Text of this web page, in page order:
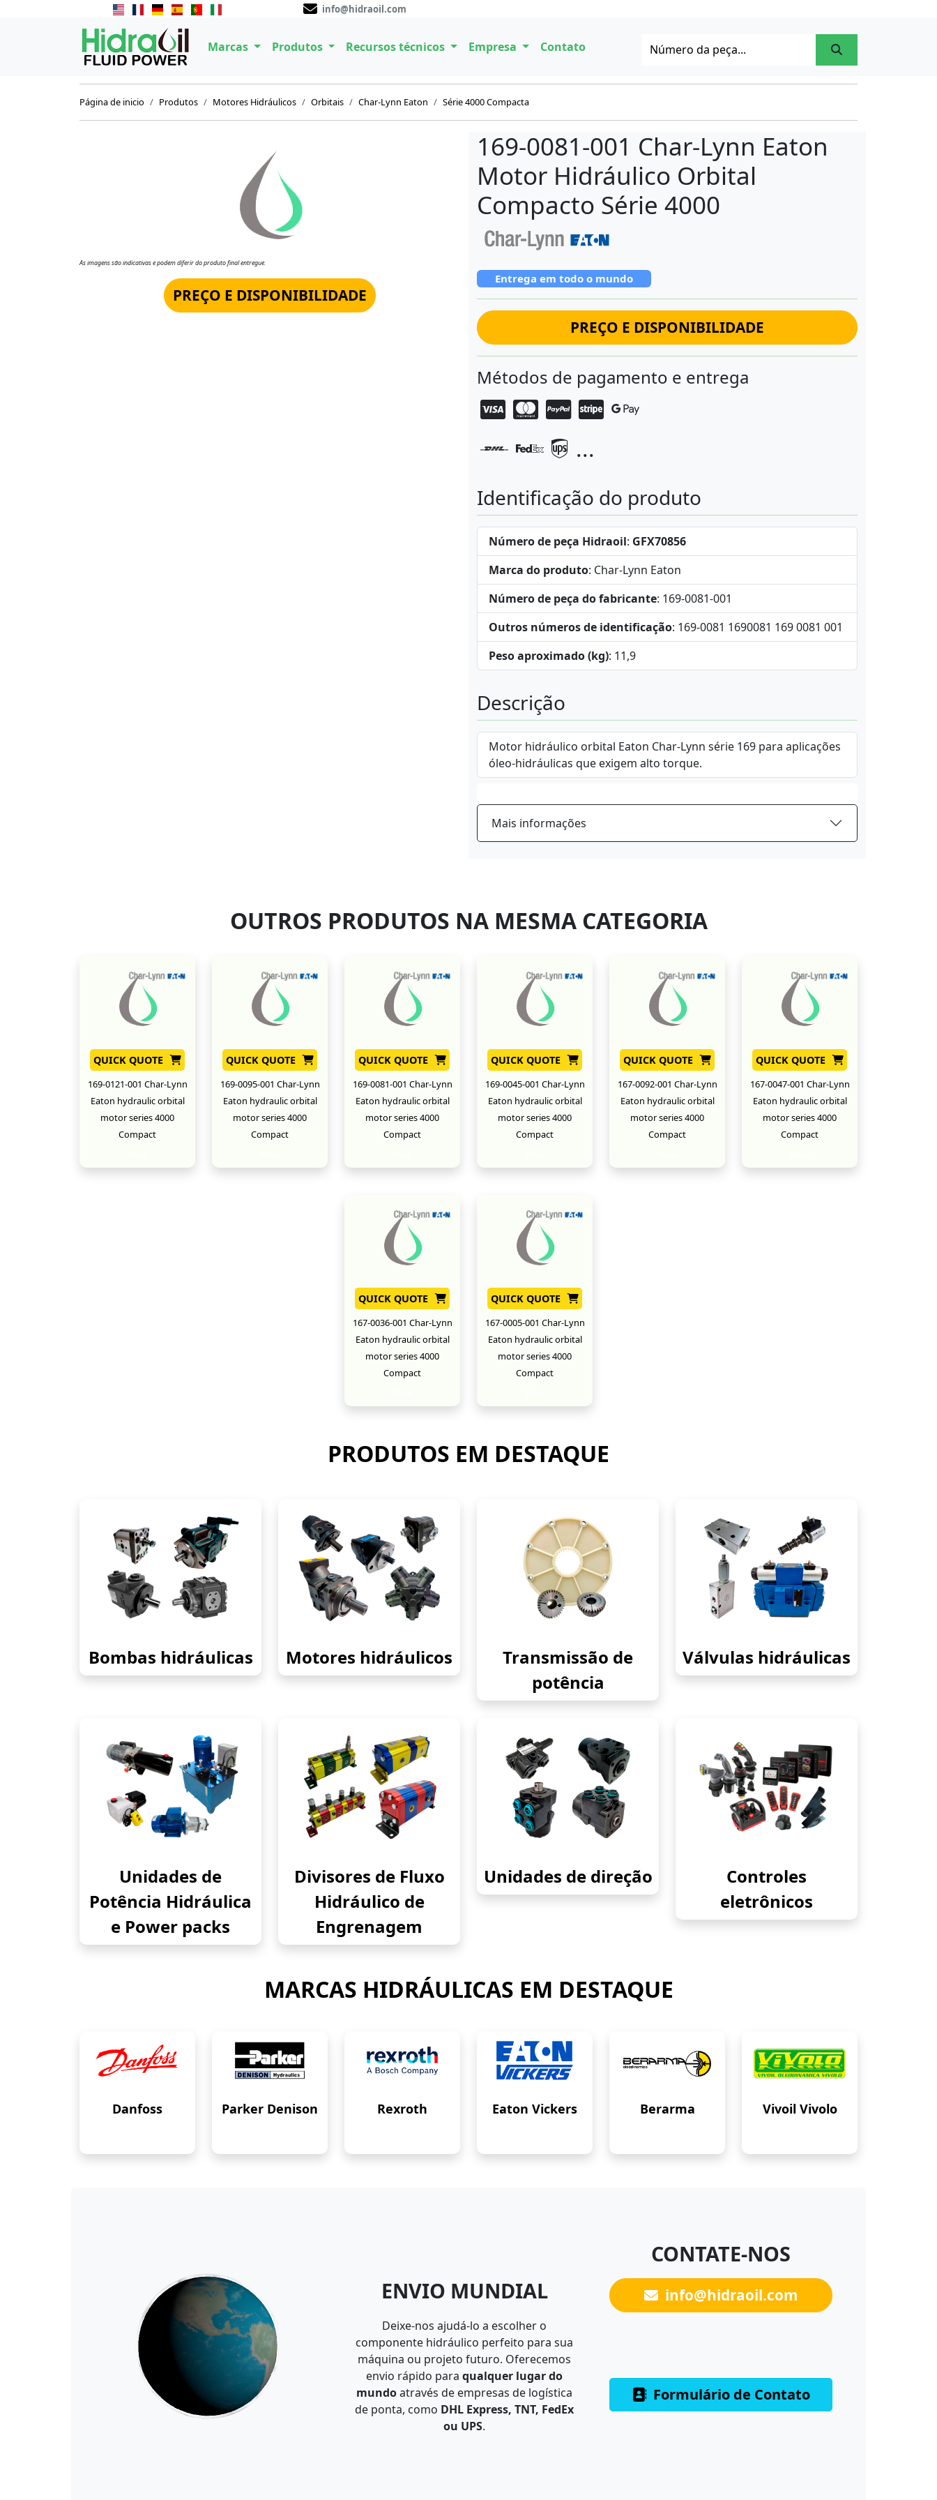
info@hidraoil.com
Marcas Produtos Recursos técnicos Empresa Contato
Página de inicio Produtos Motores Hidráulicos Orbitais Char-Lynn Eaton Série 4000 Compacta
As imagens são indicativas e podem diferir do produto final entregue.
PREÇO E DISPONIBILIDADE
169-0081-001 Char-Lynn Eaton
Motor Hidráulico Orbital
Compacto Série 4000
Entrega em todo o mundo
PREÇO E DISPONIBILIDADE
Métodos de pagamento e entrega
...
Identificação do produto
Número de peça Hidraoil: GFX70856
Marca do produto: Char-Lynn Eaton
Número de peça do fabricante: 169-0081-001
Outros números de identificação: 169-0081 1690081 169 0081 001
Peso aproximado (kg): 11,9
Descrição
Motor hidráulico orbital Eaton Char-Lynn série 169 para aplicações
óleo-hidráulicas que exigem alto torque.
Mais informações
OUTROS PRODUTOS NA MESMA CATEGORIA
QUICK QUOTE
169-0121-001 Char-Lynn
Eaton hydraulic orbital
motor series 4000
Compact
QUICK QUOTE
169-0095-001 Char-Lynn
Eaton hydraulic orbital
motor series 4000
Compact
QUICK QUOTE
169-0081-001 Char-Lynn
Eaton hydraulic orbital
motor series 4000
Compact
QUICK QUOTE
169-0045-001 Char-Lynn
Eaton hydraulic orbital
motor series 4000
Compact
QUICK QUOTE
167-0092-001 Char-Lynn
Eaton hydraulic orbital
motor series 4000
Compact
QUICK QUOTE
167-0047-001 Char-Lynn
Eaton hydraulic orbital
motor series 4000
Compact
QUICK QUOTE
167-0036-001 Char-Lynn
Eaton hydraulic orbital
motor series 4000
Compact
QUICK QUOTE
167-0005-001 Char-Lynn
Eaton hydraulic orbital
motor series 4000
Compact
PRODUTOS EM DESTAQUE
Bombas hidráulicas Motores hidráulicos
Transmissão de
potência
Válvulas hidráulicas
Unidades de
Potência Hidráulica
e Power packs
Divisores de Fluxo
Hidráulico de
Engrenagem
Unidades de direção
Controles
eletrônicos
MARCAS HIDRÁULICAS EM DESTAQUE
Danfoss Parker Denison Rexroth Eaton Vickers Berarma Vivoil Vivolo
ENVIO MUNDIAL
Deixe-nos ajudá-lo a escolher o
componente hidráulico perfeito para sua
máquina ou projeto futuro. Oferecemos
envio rápido para qualquer lugar do
mundoatravés de empresas de logística
de ponta, como DHL Express, TNT, FedEx
ou UPS.
CONTATE-NOS
info@hidraoil.com
Formulário de Contato